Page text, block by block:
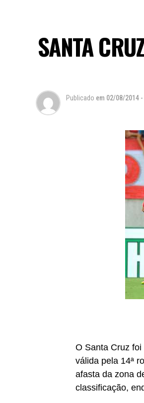
SANTA
Publicado em 02/08/2014 -
O Santa Cruz
válida pela 14ª
afasta da zona
classificação,